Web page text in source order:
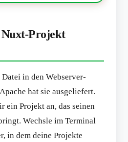
Nuxt-Projekt
Datei in den Webserver-
hat sie ausgeliefert.
ein Projekt an, das seinen
Wechsle im Terminal
in dem deine Projekte